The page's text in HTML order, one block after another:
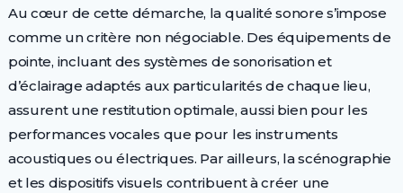
Au cœur de cette démarche, la qualité sonore s’impose
comme un critère non négociable. Des équipements de
pointe, incluant des systèmes de sonorisation et
d’éclairage adaptés aux particularités de chaque lieu,
assurent une restitution optimale, aussi bien pour les
performances vocales que pour les instruments
acoustiques ou électriques. Par ailleurs, la scénographie
et les dispositifs visuels contribuent à créer une